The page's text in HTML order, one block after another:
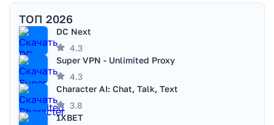
ТОП 2026
DC Next
4.3
Super VPN - Unlimited Proxy
4.3
Character AI: Chat, Talk, Text
3.8
1XBET